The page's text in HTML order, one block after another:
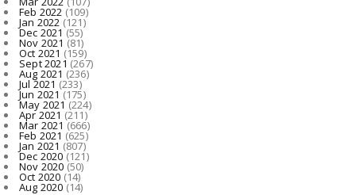
Feb 2022 (109)
Jan 2022 (121)
Dec 2021 (55)
Nov 2021 (81)
Oct 2021 (159)
Sept 2021 (267)
Aug 2021 (236)
Jul 2021 (233)
Jun 2021(175)
May 2021(224)
Apr 2021 (211)
Mar 2021 (666)
Feb 2021 (625)
Jan 2021 (807)
Dec 2020(121)
Nov 2020 (50)
Oct 2020 (14)
Aug 2020(14)